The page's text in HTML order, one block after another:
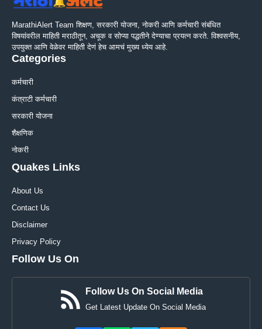
MarathiAlert Team शिक्षण, सरकारी योजना, नोकरी आणि कर्मचारी संबंधित
विषयांवरील माहिती मराठीतून, अचूक व सोप्या पद्धतीने देण्याचा प्रयत्न करते. विश्वसनीय,
उपयुक्त आणि वेळेवर माहिती देणं हेच आमचं मुख्य ध्येय आहे.
Categories
कर्मचारी
कंत्राटी कर्मचारी
सरकारी योजना
शैक्षणिक
नोकरी
Quakes Links
About Us
Contact Us
Disclaimer
Privacy Policy
Follow Us On
Follow Us On Social Media
Get Latest Update On Social Media